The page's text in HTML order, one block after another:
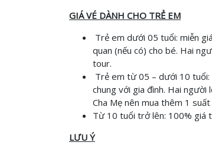
GIÁ VÉ DÀNH CHO TRẺ EM
Trẻ em dưới 05 tuổi: miễn
quan (nếu có) cho bé. Hai
tour.
Trẻ em từ 05 – dưới 10 tuổi:
chung với gia đình. Hai
Cha Mẹ nên mua thêm 1
Từ 10 tuổi trở lên: 100% giá
LƯU Ý